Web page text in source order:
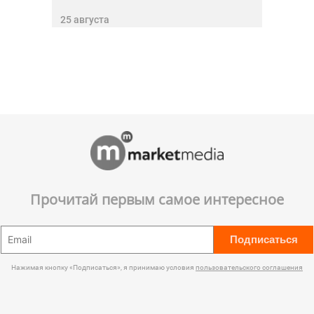
25 августа
Прочитай первым самое интересное
Подписаться
Нажимая кнопку «Подписаться», я принимаю условия пользовательского соглашения